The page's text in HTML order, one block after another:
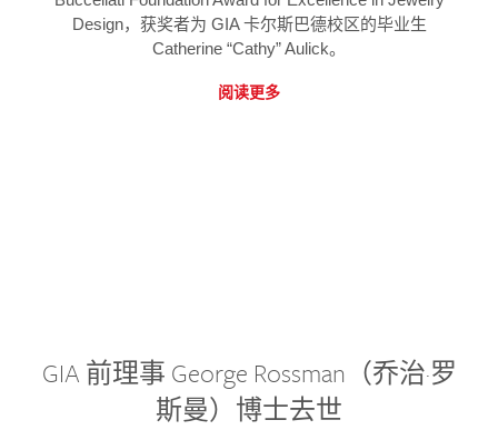
Design，获奖者为 GIA 卡尔斯巴德校区的毕业生
Catherine “Cathy” Aulick。
阅读更多
GIA 前理事 George Rossman（乔治·罗
斯曼）博士去世